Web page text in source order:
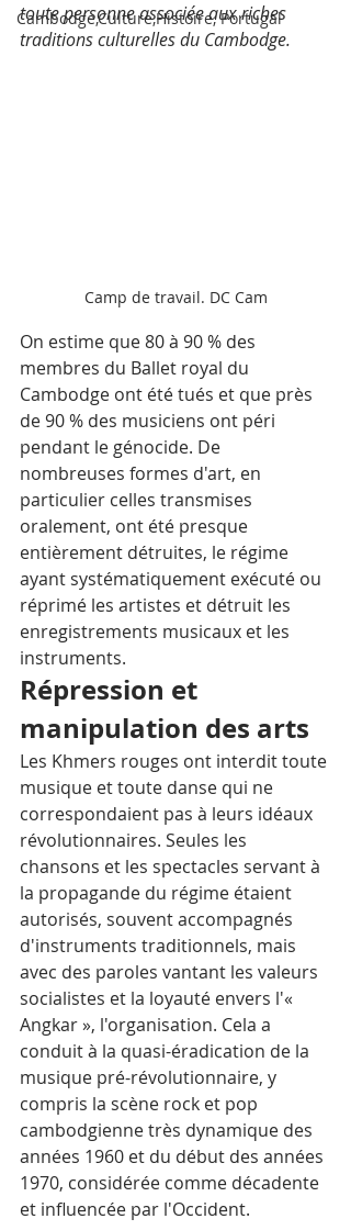
Cambodge,Culture,Histoire, Portugal
toute personne associée aux riches
traditions culturelles du Cambodge.
Camp de travail. DC Cam
On estime que 80 à 90 % des
membres du Ballet royal du
Cambodge ont été tués et que près
de 90 % des musiciens ont péri
pendant le génocide. De
nombreuses formes d'art, en
particulier celles transmises
oralement, ont été presque
entièrement détruites, le régime
ayant systématiquement exécuté ou
réprimé les artistes et détruit les
enregistrements musicaux et les
instruments.
Répression et
manipulation des arts
Les Khmers rouges ont interdit toute
musique et toute danse qui ne
correspondaient pas à leurs idéaux
révolutionnaires. Seules les
chansons et les spectacles servant à
la propagande du régime étaient
autorisés, souvent accompagnés
d'instruments traditionnels, mais
avec des paroles vantant les valeurs
socialistes et la loyauté envers l'«
Angkar », l'organisation. Cela a
conduit à la quasi-éradication de la
musique pré-révolutionnaire, y
compris la scène rock et pop
cambodgienne très dynamique des
années 1960 et du début des années
1970, considérée comme décadente
et influencée par l'Occident.